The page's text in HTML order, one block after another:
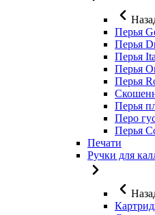
Перья
Перья
Перья
Перья
Перья
Перья
Перо
Перья
Печати
Ручки для